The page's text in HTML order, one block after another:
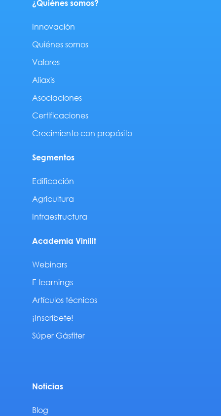
¿Quiénes somos?
Innovación
Quiénes somos
Valores
Aliaxis
Asociaciones
Certificaciones
Crecimiento con propósito
Segmentos
Edificación
Agricultura
Infraestructura
Academia Vinilit
Webinars
E-learnings
Artículos técnicos
¡Inscríbete!
Súper Gásfiter
Noticias
Blog